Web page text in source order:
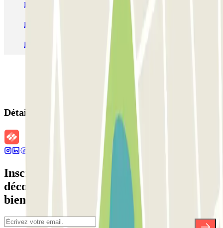
Parking Charles de Gaulle - Roissy Aeroport
Parking Aéroport Roland Garros La Réunion P4 Longue Durée
Parking Aéroport Barcelone Parking Aéroport Beauvais
Détails de la réservation
Inscrivez-vous à notre newsletter et
découvrez des réductions, des concours et
bien d'autres surprises.